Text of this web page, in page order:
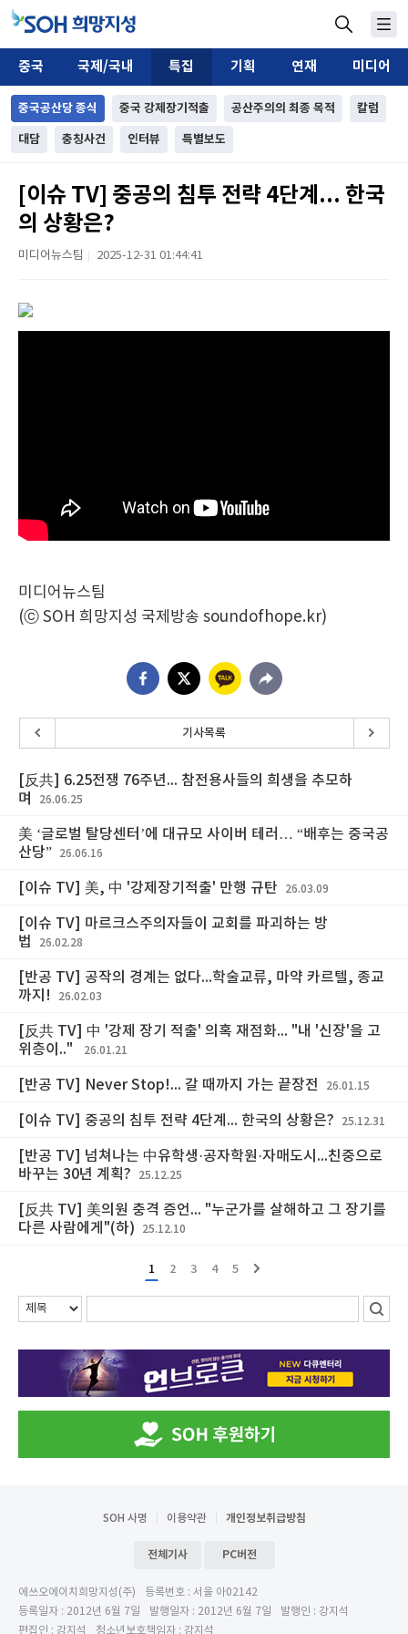
중국 국제/국내 특집 기획 연재 미디어
중국공산당 종식 중국 강제장기적출 공산주의의 최종 목적 칼럼
대담 충칭사건 인터뷰 특별보도
[이슈 TV] 중공의 침투 전략 4단계... 한국
의 상황은?
미디어뉴스팀 2025-12-31 01:44:41
미디어뉴스팀
(ⓒ SOH 희망지성 국제방송 soundofhope.kr)
기사목록
[反共] 6.25전쟁 76주년... 참전용사들의 희생을 추모하
며
26.06.25
美 ‘글로벌 탈당센터’에 대규모 사이버 테러… “배후는 중국공
산당”
26.06.16
[이슈 TV] 美, 中 '강제장기적출' 만행 규탄 26.03.09
[이슈 TV] 마르크스주의자들이 교회를 파괴하는 방
법
26.02.28
[반공 TV] 공작의 경계는 없다...학술교류, 마약 카르텔, 종교
까지!
26.02.03
[反共 TV] 中 '강제 장기 적출' 의혹 재점화... "내 '신장'을 고
위층이.."
26.01.21
[반공 TV] Never Stop!... 갈 때까지 가는 끝장전 26.01.15
[이슈 TV] 중공의 침투 전략 4단계... 한국의 상황은? 25.12.31
[반공 TV] 넘쳐나는 中유학생·공자학원·자매도시...친중으로
바꾸는 30년 계획?
25.12.25
[反共 TV] 美의원 충격 증언... "누군가를 살해하고 그 장기를
다른 사람에게"(하)
25.12.10
1 2 3 4 5
SOH 사명 이용약관 개인정보취급방침
전체기사 PC버전
에쓰오에이치희망지성(주)
등록번호 : 서울 아02142
등록일자 : 2012년 6월 7일
발행일자 : 2012년 6월 7일
발행인 : 강지석
편집인 : 강지석
청소년보호책임자 : 강지석